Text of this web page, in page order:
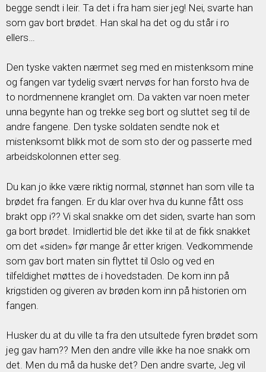
begge sendt i leir. Ta det i fra ham sier jeg! Nei, svarte han
som gav bort brødet. Han skal ha det og du står i ro
ellers…
Den tyske vakten nærmet seg med en mistenksom mine
og fangen var tydelig svært nervøs for han forsto hva de
to nordmennene kranglet om. Da vakten var noen meter
unna begynte han og trekke seg bort og sluttet seg til de
andre fangene. Den tyske soldaten sendte nok et
mistenksomt blikk mot de som sto der og passerte med
arbeidskolonnen etter seg.
Du kan jo ikke være riktig normal, stønnet han som ville ta
brødet fra fangen. Er du klar over hva du kunne fått oss
brakt opp i?? Vi skal snakke om det siden, svarte han som
ga bort brødet. Imidlertid ble det ikke til at de fikk snakket
om det «siden» før mange år etter krigen. Vedkommende
som gav bort maten sin flyttet til Oslo og ved en
tilfeldighet møttes de i hovedstaden. De kom inn på
krigstiden og giveren av brøden kom inn på historien om
fangen.
Husker du at du ville ta fra den utsultede fyren brødet som
jeg gav ham?? Men den andre ville ikke ha noe snakk om
det. Men du må da huske det? Den andre svarte, Jeg vil